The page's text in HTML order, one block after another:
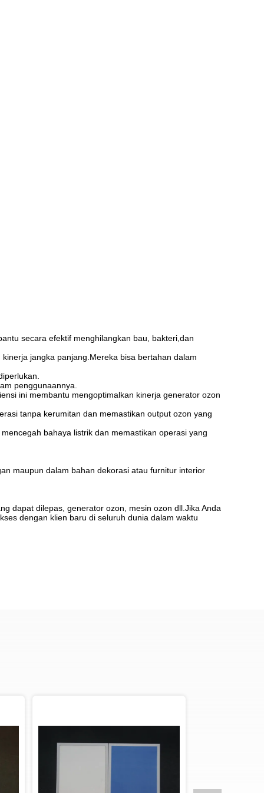
secara efektif menghilangkan bau, bakteri,dan
jangka panjang.Mereka bisa bertahan dalam
penggunaannya.
ini membantu mengoptimalkan kinerja generator ozon
tanpa kerumitan dan memastikan output ozon yang
bahaya listrik dan memastikan operasi yang
maupun dalam bahan dekorasi atau furnitur interior
dapat dilepas, generator ozon, mesin ozon dll.Jika Anda
dengan klien baru di seluruh dunia dalam waktu